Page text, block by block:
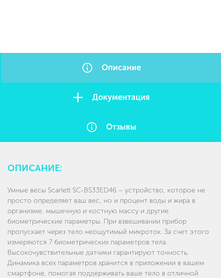
Описание
Документация
Отзывы
ОПИСАНИЕ:
Умные весы Scarlett SC-BS33ED46 – устройство, которое не
просто определяет ваш вес, но и процент воды и жира в
организме, мышечную и костную массу и другие
биометрические параметры. При взвешивании прибор
пропускает через тело неощутимый микроток. За счет этого
измеряются 7 биометрических параметров тела.
Высокочувствительные датчики гарантируют точность.
Динамика всех параметров хранится в приложении в вашем
смартфоне, помогая поддерживать ваше тело в отличной